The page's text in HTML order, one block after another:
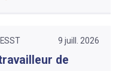
9 juill. 2026
de